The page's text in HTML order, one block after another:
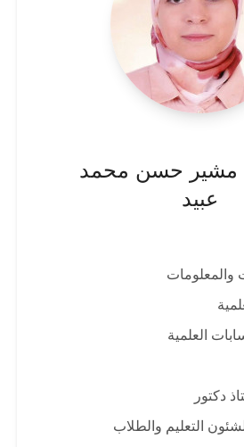
مشير حسن محمد
عبيد
والمعلومات
العلمية
دكتور
التعليم والطلاب